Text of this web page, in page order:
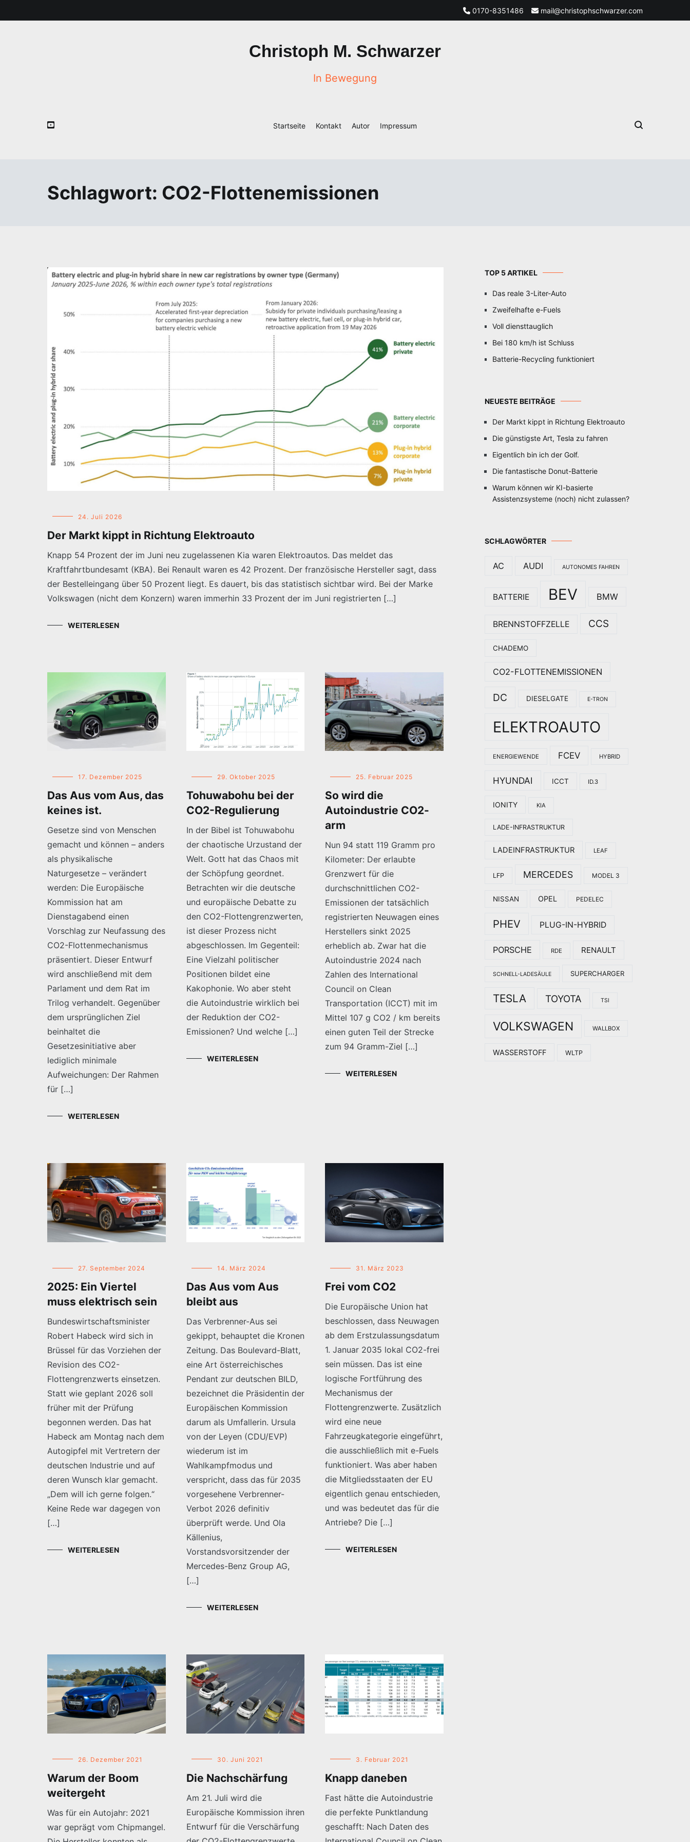
0170-8351486 mail@christophschwarzer.com
Christoph M. Schwarzer
In Bewegung
Startseite Kontakt Autor Impressum
Schlagwort: CO2-Flottenemissionen
24. Juli 2026
Der Markt kippt in Richtung Elektroauto
Knapp 54 Prozent der im Juni neu zugelassenen Kia waren Elektroautos. Das meldet das
Kraftfahrtbundesamt (KBA). Bei Renault waren es 42 Prozent. Der französische Hersteller sagt, dass
der Bestelleingang über 50 Prozent liegt. Es dauert, bis das statistisch sichtbar wird. Bei der Marke
Volkswagen (nicht dem Konzern) waren immerhin 33 Prozent der im Juni registrierten […]
WEITERLESEN
17. Dezember 2025
Das Aus vom Aus, das
keines ist.
Gesetze sind von Menschen
gemacht und können – anders
als physikalische
Naturgesetze – verändert
werden: Die Europäische
Kommission hat am
Dienstagabend einen
Vorschlag zur Neufassung des
CO2-Flottenmechanismus
präsentiert. Dieser Entwurf
wird anschließend mit dem
Parlament und dem Rat im
Trilog verhandelt. Gegenüber
dem ursprünglichen Ziel
beinhaltet die
Gesetzesinitiative aber
lediglich minimale
Aufweichungen: Der Rahmen
für […]
WEITERLESEN
29. Oktober 2025
Tohuwabohu bei der
CO2-Regulierung
In der Bibel ist Tohuwabohu
der chaotische Urzustand der
Welt. Gott hat das Chaos mit
der Schöpfung geordnet.
Betrachten wir die deutsche
und europäische Debatte zu
den CO2-Flottengrenzwerten,
ist dieser Prozess nicht
abgeschlossen. Im Gegenteil:
Eine Vielzahl politischer
Positionen bildet eine
Kakophonie. Wo aber steht
die Autoindustrie wirklich bei
der Reduktion der CO2-
Emissionen? Und welche […]
WEITERLESEN
25. Februar 2025
So wird die
Autoindustrie CO2-
arm
Nun 94 statt 119 Gramm pro
Kilometer: Der erlaubte
Grenzwert für die
durchschnittlichen CO2-
Emissionen der tatsächlich
registrierten Neuwagen eines
Herstellers sinkt 2025
erheblich ab. Zwar hat die
Autoindustrie 2024 nach
Zahlen des International
Council on Clean
Transportation (ICCT) mit im
Mittel 107 g CO2 / km bereits
einen guten Teil der Strecke
zum 94 Gramm-Ziel […]
WEITERLESEN
27. September 2024
2025: Ein Viertel
muss elektrisch sein
Bundeswirtschaftsminister
Robert Habeck wird sich in
Brüssel für das Vorziehen der
Revision des CO2-
Flottengrenzwerts einsetzen.
Statt wie geplant 2026 soll
früher mit der Prüfung
begonnen werden. Das hat
Habeck am Montag nach dem
Autogipfel mit Vertretern der
deutschen Industrie und auf
deren Wunsch klar gemacht.
„Dem will ich gerne folgen.“
Keine Rede war dagegen von
[…]
WEITERLESEN
14. März 2024
Das Aus vom Aus
bleibt aus
Das Verbrenner-Aus sei
gekippt, behauptet die Kronen
Zeitung. Das Boulevard-Blatt,
eine Art österreichisches
Pendant zur deutschen BILD,
bezeichnet die Präsidentin der
Europäischen Kommission
darum als Umfallerin. Ursula
von der Leyen (CDU/EVP)
wiederum ist im
Wahlkampfmodus und
verspricht, dass das für 2035
vorgesehene Verbrenner-
Verbot 2026 definitiv
überprüft werde. Und Ola
Källenius,
Vorstandsvorsitzender der
Mercedes-Benz Group AG,
[…]
WEITERLESEN
31. März 2023
Frei vom CO2
Die Europäische Union hat
beschlossen, dass Neuwagen
ab dem Erstzulassungsdatum
1. Januar 2035 lokal CO2-frei
sein müssen. Das ist eine
logische Fortführung des
Mechanismus der
Flottengrenzwerte. Zusätzlich
wird eine neue
Fahrzeugkategorie eingeführt,
die ausschließlich mit e-Fuels
funktioniert. Was aber haben
die Mitgliedsstaaten der EU
eigentlich genau entschieden,
und was bedeutet das für die
Antriebe? Die […]
WEITERLESEN
26. Dezember 2021
Warum der Boom
weitergeht
Was für ein Autojahr: 2021
war geprägt vom Chipmangel.
30. Juni 2021
Die Nachschärfung
Am 21. Juli wird die
Europäische Kommission ihren
Entwurf für die Verschärfung
3. Februar 2021
Knapp daneben
Fast hätte die Autoindustrie
die perfekte Punktlandung
geschafft: Nach Daten des
TOP 5 ARTIKEL
Das reale 3-Liter-Auto
Zweifelhafte e-Fuels
Voll diensttauglich
Bei 180 km/h ist Schluss
Batterie-Recycling funktioniert
NEUESTE BEITRÄGE
Der Markt kippt in Richtung Elektroauto
Die günstigste Art, Tesla zu fahren
Eigentlich bin ich der Golf.
Die fantastische Donut-Batterie
Warum können wir KI-basierte
Assistenzsysteme (noch) nicht zulassen?
SCHLAGWÖRTER
AC AUDI AUTONOMES FAHREN
BATTERIE BEV BMW
BRENNSTOFFZELLE CCS
CHADEMO
CO2-FLOTTENEMISSIONEN
DC DIESELGATE E-TRON
ELEKTROAUTO
ENERGIEWENDE FCEV HYBRID
HYUNDAI ICCT ID.3
IONITY KIA
LADE-INFRASTRUKTUR
LADEINFRASTRUKTUR LEAF
LFP MERCEDES MODEL 3
NISSAN OPEL PEDELEC
PHEV PLUG-IN-HYBRID
PORSCHE RDE RENAULT
SCHNELL-LADESÄULE SUPERCHARGER
TESLA TOYOTA TSI
VOLKSWAGEN WALLBOX
WASSERSTOFF WLTP